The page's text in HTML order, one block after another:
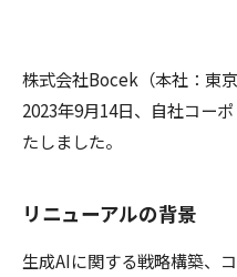
株式会社Bocek（本社：東
2023年9月14日、自社コー
たしました。
リニューアルの背景
生成AIに関する戦略構築、